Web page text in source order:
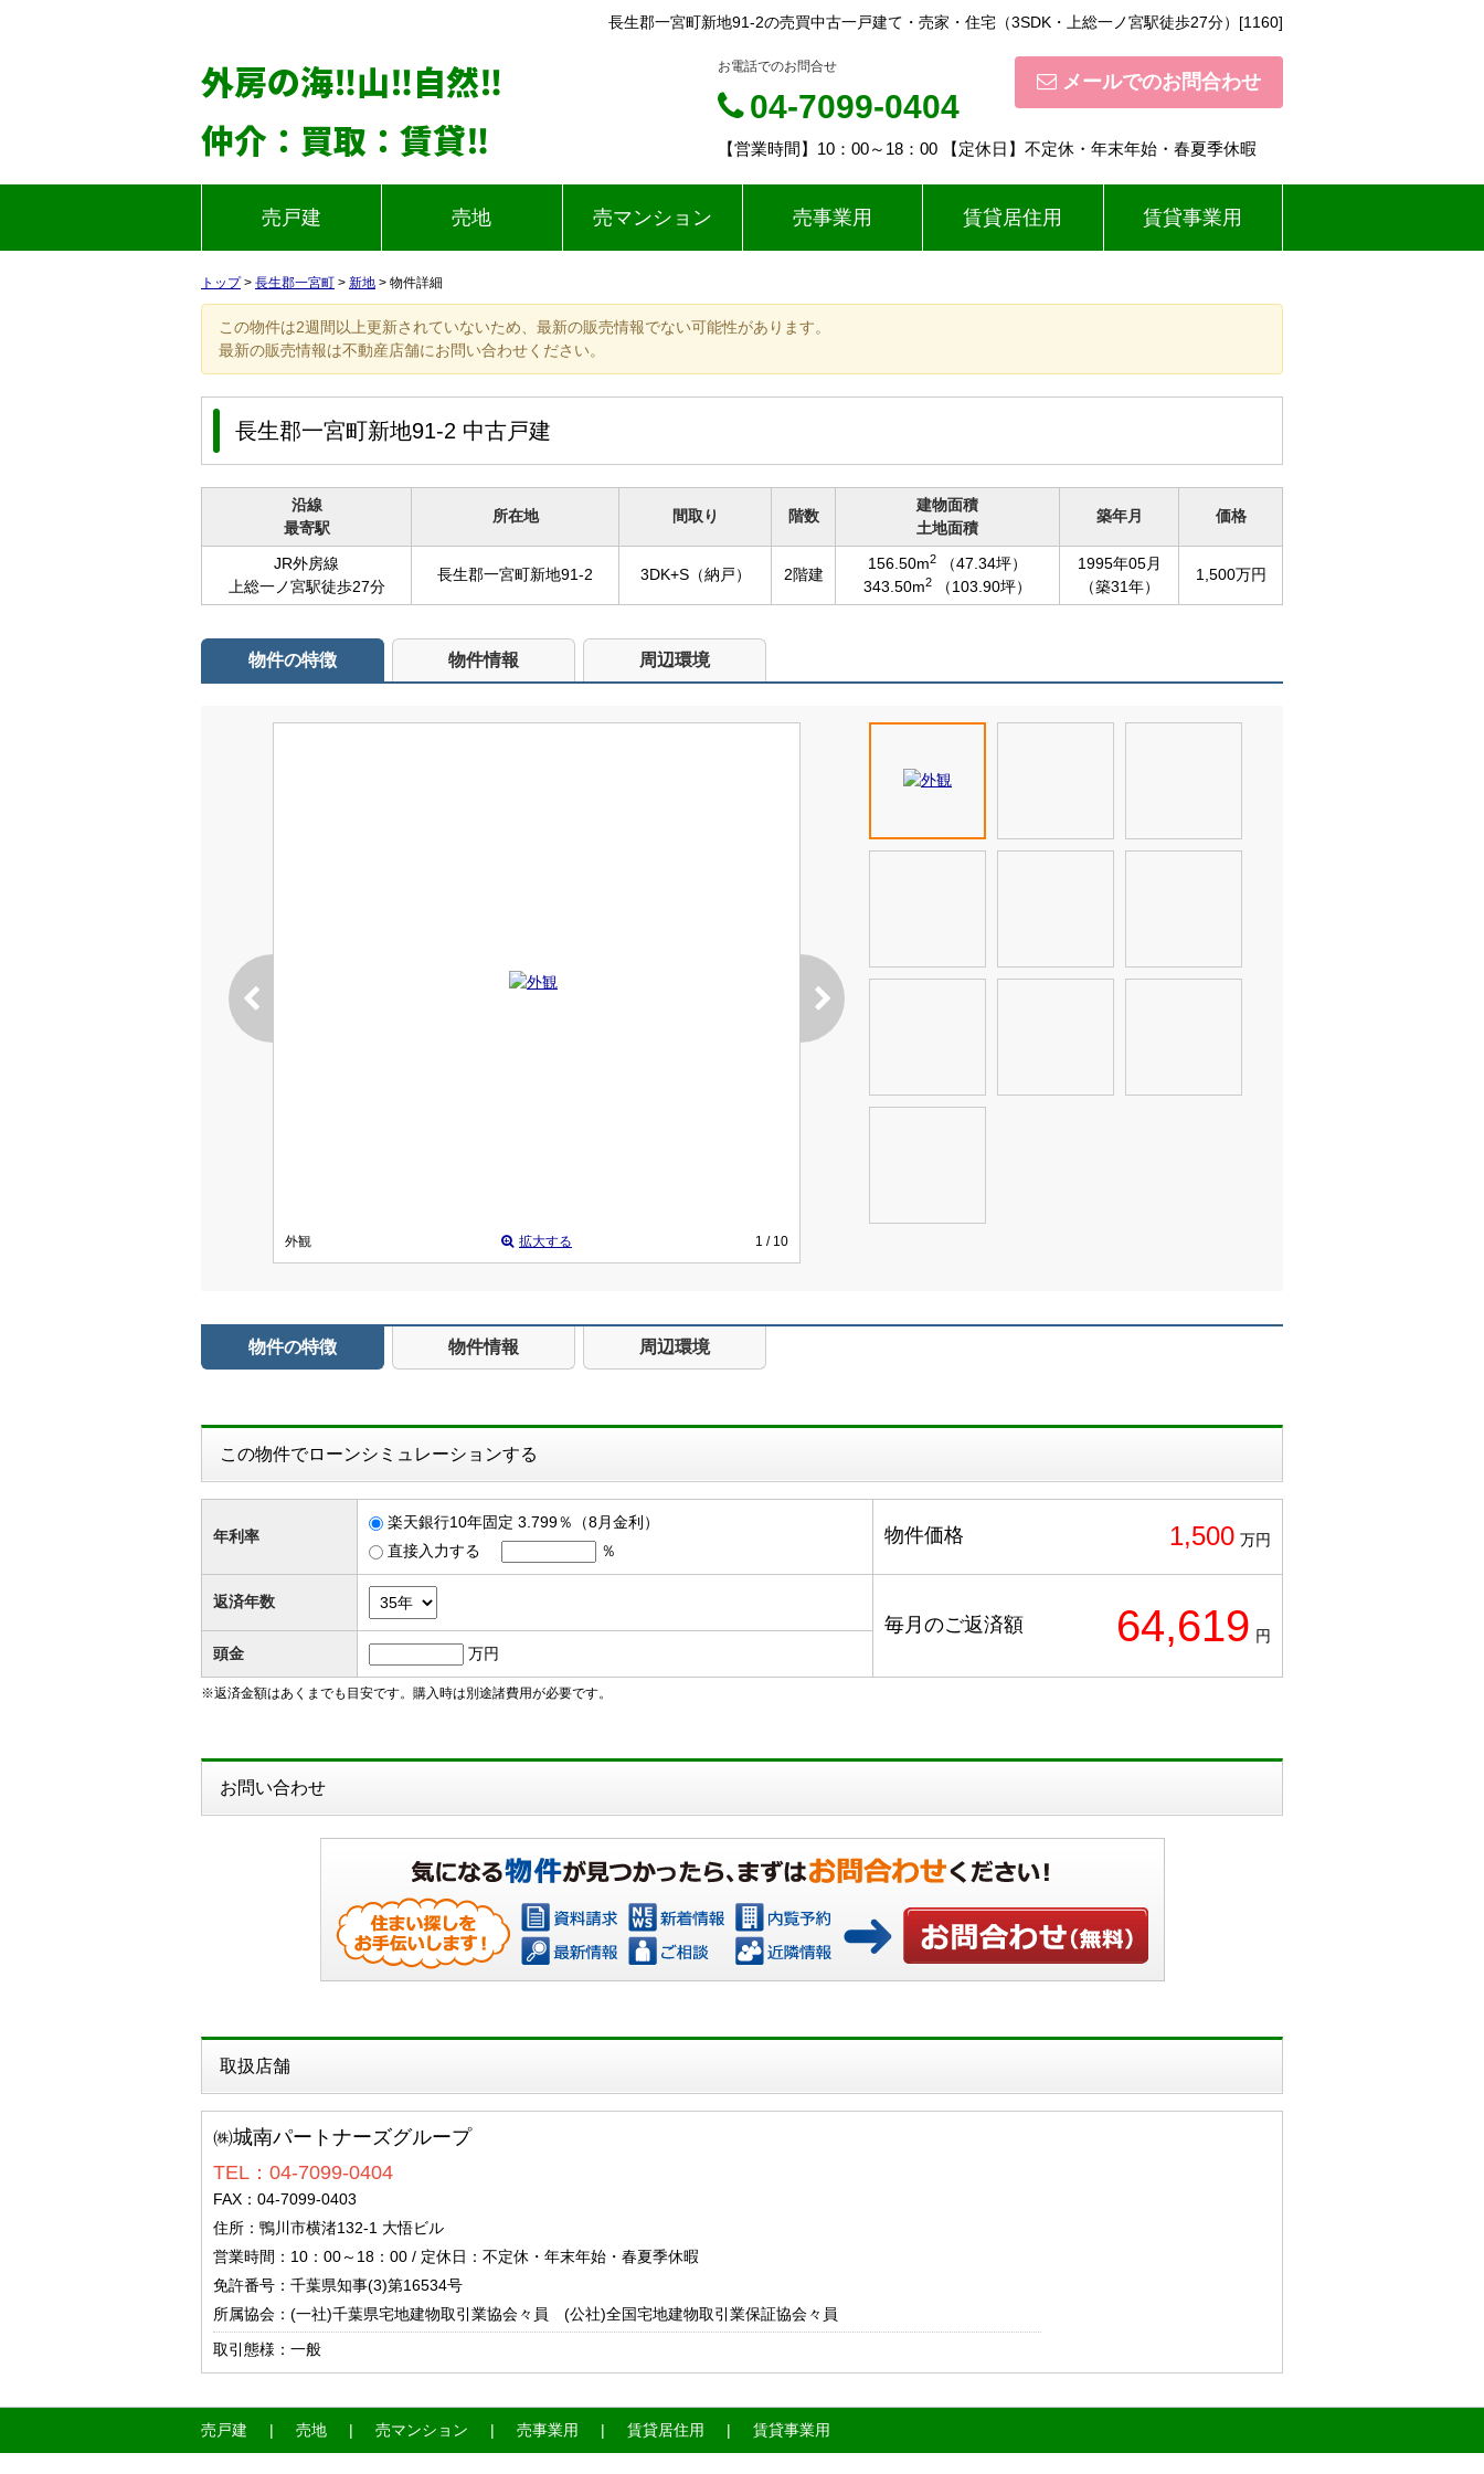
長生郡一宮町新地91-2の売買中古一戸建て・売家・住宅（3SDK・上総一ノ宮駅徒歩27分）[1160]
外房の海‼山‼自然‼
仲介：買取：賃貸‼
メールでのお問合わせ
お電話でのお問合せ
04-7099-0404
【営業時間】10：00～18：00 【定休日】不定休・年末年始・春夏季休暇
売戸建 売地 売マンション 売事業用 賃貸居住用 賃貸事業用
トップ> 長生郡一宮町 > 新地 > 物件詳細
この物件は2週間以上更新されていないため、最新の販売情報でない可能性があります。
最新の販売情報は不動産店舗にお問い合わせください。
長生郡一宮町新地91-2 中古戸建
沿線
最寄駅
所在地 間取り 階数
建物面積
土地面積
築年月 価格
JR外房線
上総一ノ宮駅徒歩27分
長生郡一宮町新地91-2 3DK+S（納戸） 2階建
156.50m2
（47.34坪）
343.50m2 （103.90坪）
1995年05月
（築31年）
1,500万円
物件の特徴 物件情報 周辺環境
外観 拡大する 1 / 10
物件の特徴 物件情報 周辺環境
この物件でローンシミュレーションする
年利率
楽天銀行10年固定 3.799％（8月金利）
直接入力する
％
物件価格 1,500 万円
返済年数
毎月のご返済額 64,619 円
頭金
万円
※返済金額はあくまでも目安です。購入時は別途諸費用が必要です。
お問い合わせ
取扱店舗
㈱城南パートナーズグループ
TEL：04-7099-0404
FAX：04-7099-0403
住所：鴨川市横渚132‐1 大悟ビル
営業時間：10：00～18：00 / 定休日：不定休・年末年始・春夏季休暇
免許番号：千葉県知事(3)第16534号
所属協会：(一社)千葉県宅地建物取引業協会々員 (公社)全国宅地建物取引業保証協会々員
取引態様：一般
売戸建 売地 売マンション 売事業用 賃貸居住用 賃貸事業用